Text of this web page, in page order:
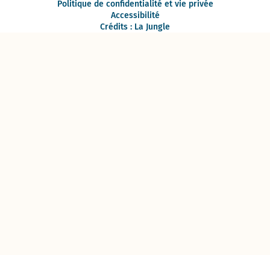
Politique de confidentialité et vie privée
Accessibilité
Crédits : La Jungle